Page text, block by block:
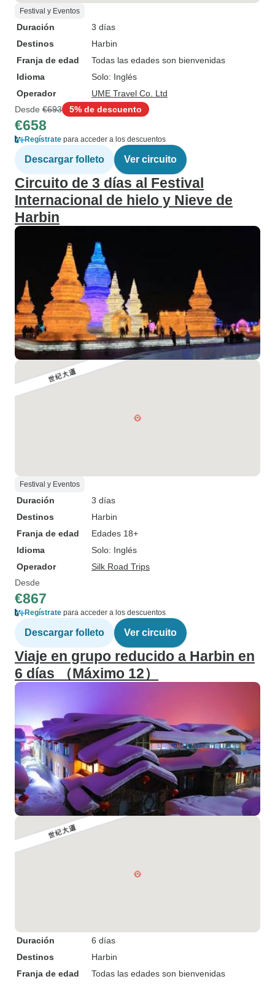
Festival y Eventos
Duración
3 días
Destinos
Harbin
Franja de edad
Todas las edades son bienvenidas
Idioma
Solo: Inglés
Operador
UME Travel Co. Ltd
Desde €693 5% de descuento
€658
Regístrate para acceder a los descuentos
Descargar folleto Ver circuito
Circuito de 3 días al Festival
Internacional de hielo y Nieve de
Harbin
Festival y Eventos
Duración
3 días
Destinos
Harbin
Franja de edad
Edades 18+
Idioma
Solo: Inglés
Operador
Silk Road Trips
Desde
€867
Regístrate para acceder a los descuentos
Descargar folleto Ver circuito
Viaje en grupo reducido a Harbin en
6 días （Máximo 12）
Duración
6 días
Destinos
Harbin
Franja de edad
Todas las edades son bienvenidas